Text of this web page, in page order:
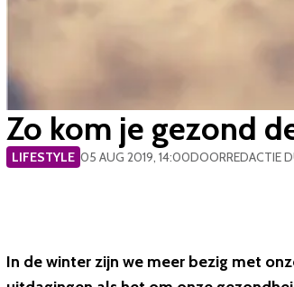
Zo kom je gezond
LIFESTYLE 05 AUG 2019, 14:00DOORREDACTIE
In de winter zijn we meer bezig met